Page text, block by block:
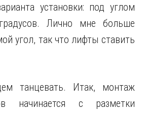
установки: под углом
Лично мне больше
угол, так что лифты ставить
танцевать. Итак, монтаж
начинается с разметки